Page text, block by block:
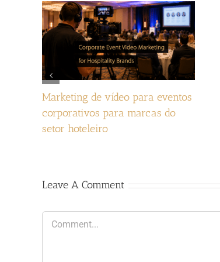
Marketing de vídeo para eventos
corporativos para marcas do
setor hoteleiro
Leave A Comment